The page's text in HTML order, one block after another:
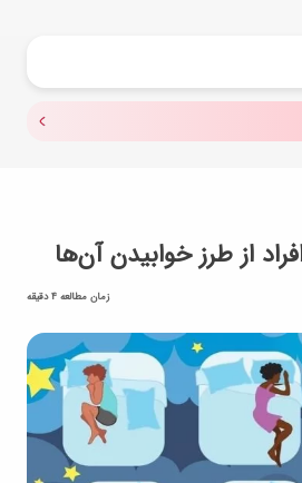
از طرز خوابیدن آن‌ها
زمان مطالعه 4 دقیقه